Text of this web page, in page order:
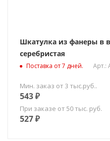
Шкатулка из фанеры в
серебристая
Поставка от 7 дней. Арт.:
Мин. заказ от 3 тыс.руб..
543₽
При заказе от 50 тыс. руб.
527₽